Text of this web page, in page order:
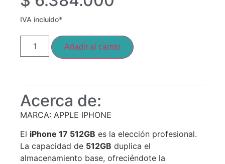
IVA incluido*
Añadir al carrito
Acerca de:
MARCA: APPLE IPHONE
El iPhone 17 512GB es la elección profesional.
La capacidad de 512GB duplica el
almacenamiento base, ofreciéndote la